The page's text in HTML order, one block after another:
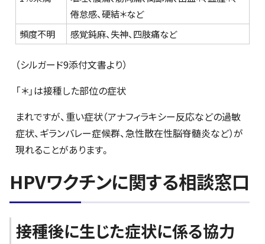
倦怠感、硬結＊など
頻度不明
感覚鈍麻、失神、四肢痛など
（シルガード9添付文書より）
「＊」は接種した部位の症状
まれですが、重い症状（アナフィラキシー反応などの過敏
症状、ギランバレー症候群、急性散在性脳脊髄炎など）が
現れることがあります。
HPVワクチンに関する相談窓口
接種後に生じた症状に係る協力